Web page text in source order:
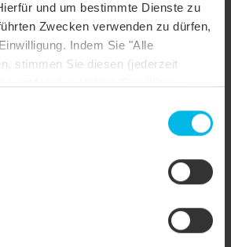
und um bestimmte Dienste zu
Zwecken verwenden zu dürfen,
Indem Sie "Alle
stimmen Sie diesen (jederzeit
oder die Datenverarbeitung
Satteldach
blaubunt geflammt